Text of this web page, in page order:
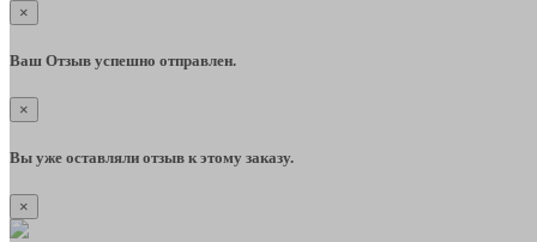
×
Ваш Отзыв успешно отправлен.
×
Вы уже оставляли отзыв к этому заказу.
×